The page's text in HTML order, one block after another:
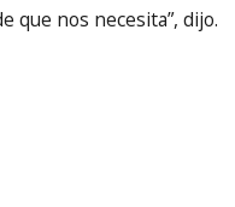
que nos necesita”, dijo.